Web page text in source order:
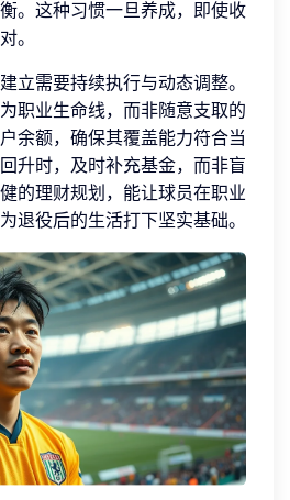
。这种习惯一旦养成，即使收
。
立需要持续执行与动态调整。
职业生命线，而非随意支取的
余额，确保其覆盖能力符合当
升时，及时补充基金，而非盲
的理财规划，能让球员在职业
退役后的生活打下坚实基础。